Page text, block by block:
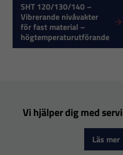
SHT 120/130/140 –
Vibrerande nivåvakter
för fast material –
högtemperaturutförande
Vi hjälper dig med
Läs mer